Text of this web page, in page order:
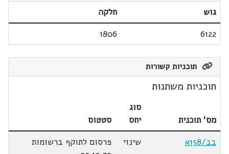
גוש
חלקה
6122
1806
תוכניות קשורות
תוכניות משתנות
מס' תוכנית
סוג
יחס
סטטוס
בב/158א
שינוי
פרסום לתוקף ברשומות